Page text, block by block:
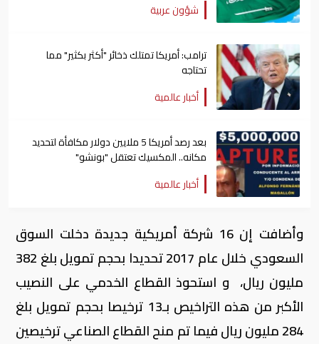
شؤون عربية
ترامب: أمريكا تمتلك ذخائر "أكثر بكثير" مما
تحتاجه
أخبار عالمية
بعد رصد أمريكا 5 ملايين دولار مكافأة لتحديد
مكانه.. المكسيك تعتقل "بونشو"
أخبار عالمية
وأضافت إن 16 شركة أمريكية جديدة دخلت السوق
السعودي خلال عام 2017 تحديدا بحجم تمويل بلغ 382
مليون ريال، و استحوذ القطاع الخدمي على النصيب
الأكبر من هذه التراخيص بـ13 ترخيصا بحجم تمويل بلغ
284 مليون ريال فيما تم منح القطاع الصناعي ترخيصين